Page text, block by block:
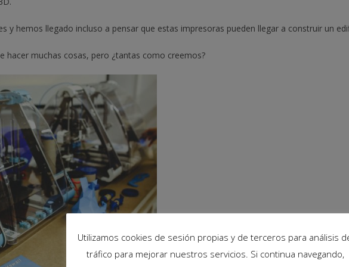
y hemos llegado incluso a pensar que estas impresoras pueden llegar a construir un
hacer muchas cosas, pero ¿tantas como creemos?
Utilizamos cookies de sesión propias y de terceros para análisis
tráfico para mejorar nuestros servicios. Si continua navegando,